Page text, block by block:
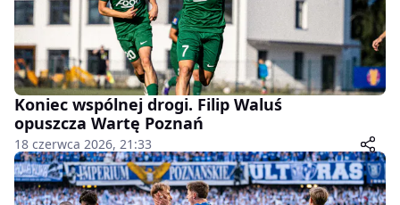
Koniec wspólnej drogi. Filip Waluś
opuszcza Wartę Poznań
18 czerwca 2026, 21:33